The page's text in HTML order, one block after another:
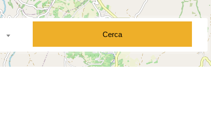
Cerca